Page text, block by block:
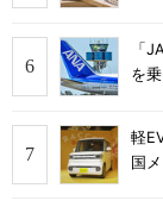
「
を
軽
国